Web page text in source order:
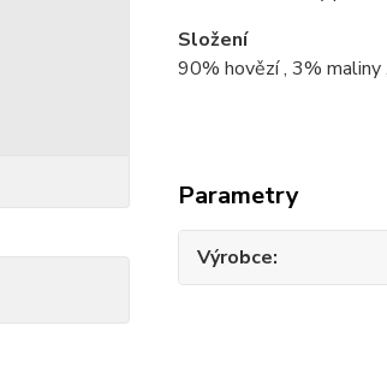
Složení
90% hovězí , 3%
Parametry
Výrobce